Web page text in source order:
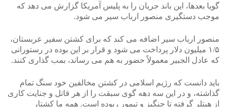
گویا بعدها، این باند جریان را به پلیس آمریکا گزارش می دهد که
موجب دستگیری منصور ارباب سیر می شود.
منصور ارباب سیر اضافه می کند که برای کشتن سفیر عربستان،
۱/۵ میلیون دلار پرداخت می شود و قرار بر این بوده در رستورانی
که عادل الجبیر معمولاً حضور به هم می رساند، بمب گذاری کنند.
باید دانست که رژیم اسلامی در کشتن مخالفین خود سنگ تمام
گذاشته، و در این سه دهه گوی سبقت را از هر قاتل و جنایت کاری
از هیتلر گرفته تا چنگیز و تیمور ربوده است. همه ما کشتار